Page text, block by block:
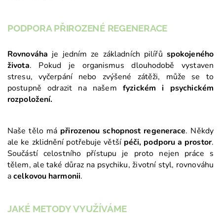
PODPORA PŘIROZENÉ REGENERACE
Rovnováha je jedním ze základních pilířů spokojeného
života. Pokud je organismus dlouhodobě vystaven
stresu, vyčerpání nebo zvýšené zátěži, může se to
postupně odrazit na našem fyzickém i psychickém
rozpoložení.
Naše tělo má přirozenou schopnost regenerace. Někdy
ale ke zklidnění potřebuje větší péči, podporu a prostor.
Součástí celostního přístupu je proto nejen práce s
tělem, ale také důraz na psychiku, životní styl, rovnováhu
acelkovou harmonii.
JAKÉ METODY VYUŽÍVÁME